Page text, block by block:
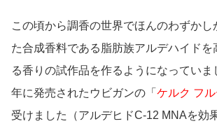
この頃から調香の世界でほんのわずかし
た合成香料である脂肪族アルデハイドを
る香りの試作品を作るようになっていま
年に発売されたウビガンの「 ケルク フ
受けました（アルデヒドC-12 MNAを効